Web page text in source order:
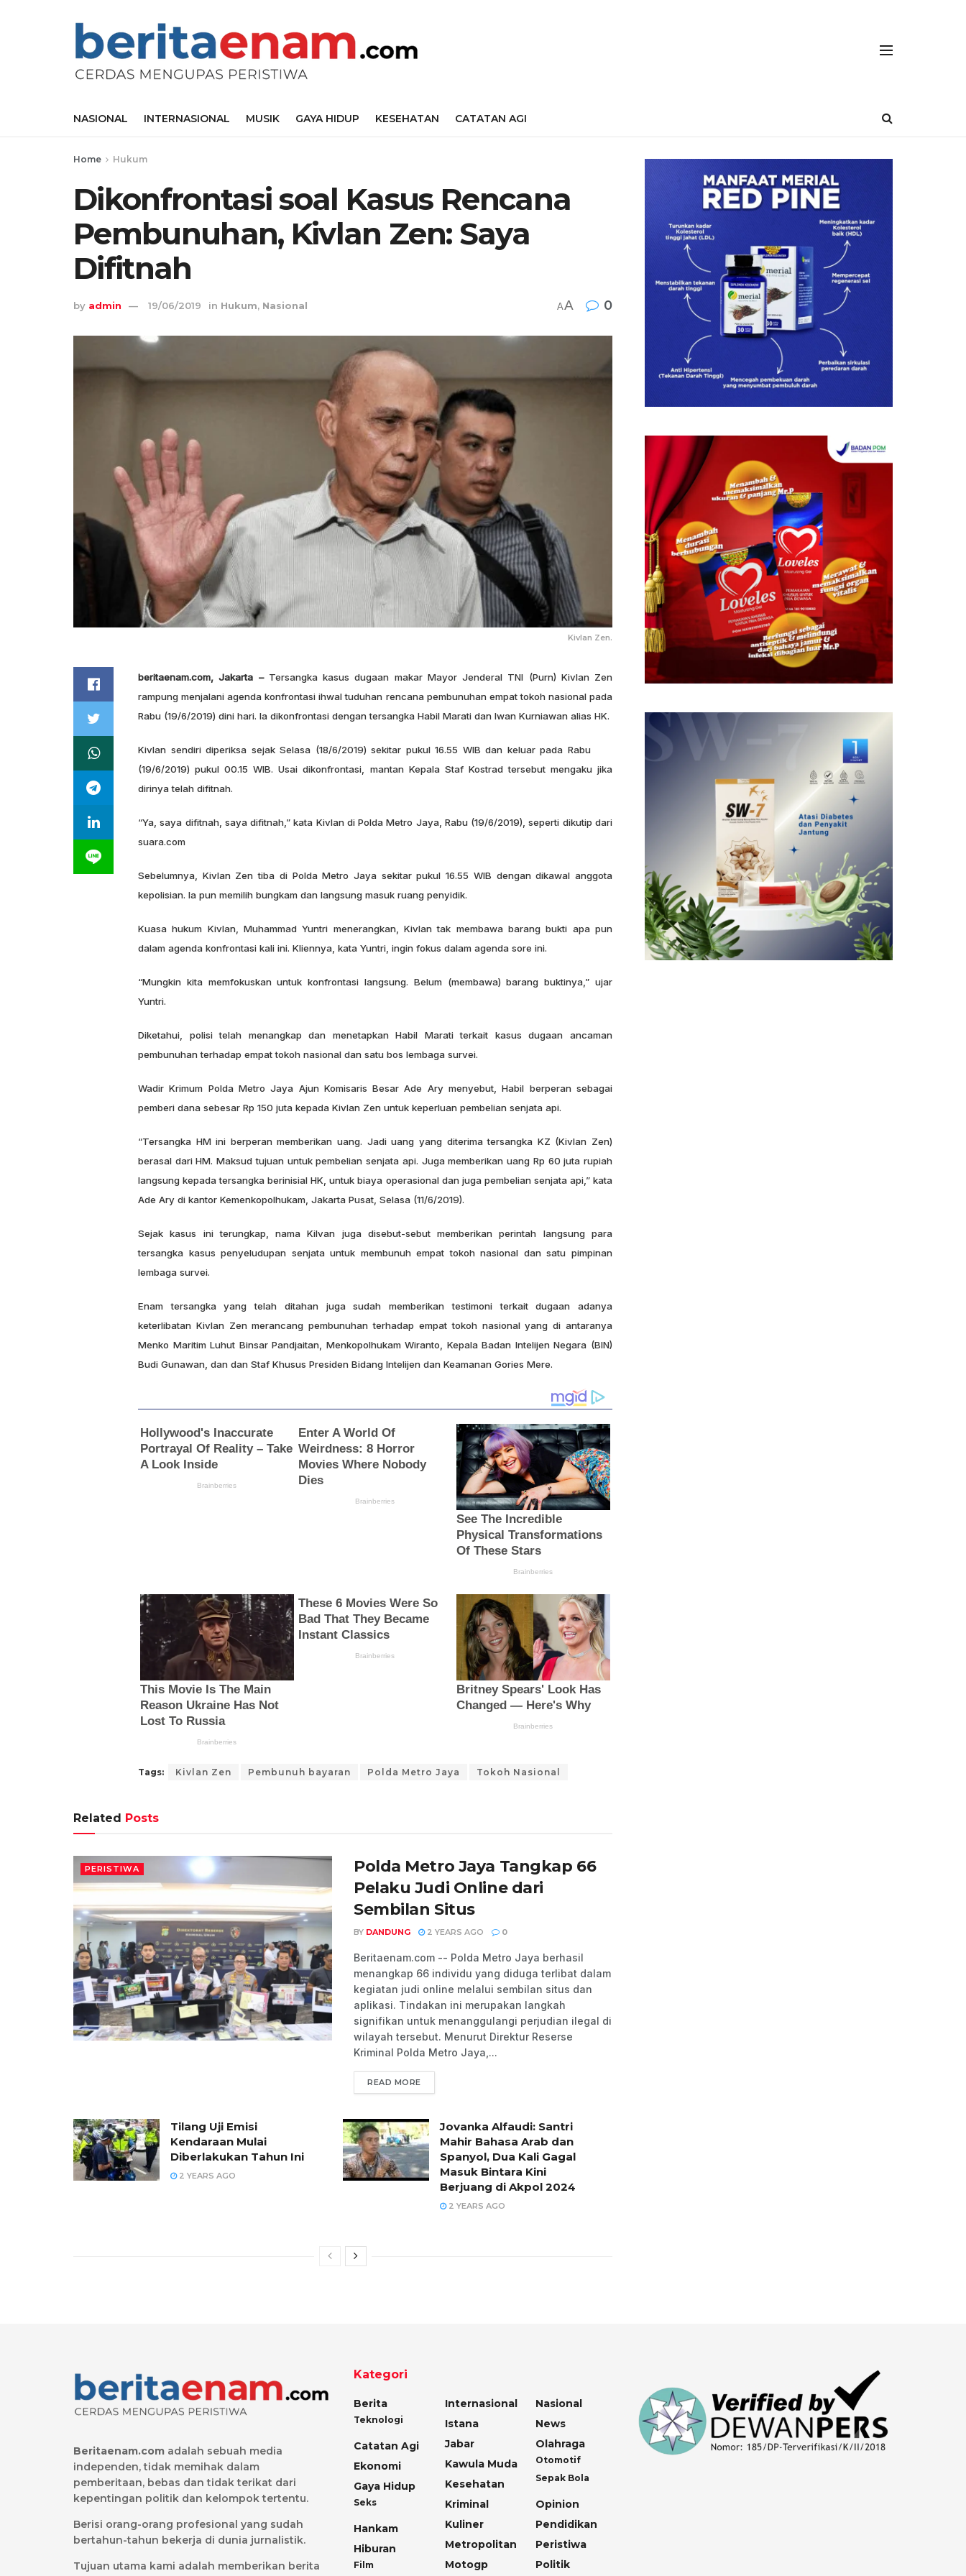
NASIONAL INTERNASIONAL MUSIK GAYA HIDUP KESEHATAN CATATAN AGI
Home Hukum
Dikonfrontasi soal Kasus Rencana
Pembunuhan, Kivlan Zen: Saya
Difitnah
by admin 19/06/2019 in Hukum, Nasional AA 0
Kivlan Zen.
beritaenam.com, Jakarta –Tersangka kasus dugaan makar Mayor Jenderal TNI (Purn) Kivlan Zen
rampung menjalani agenda konfrontasi ihwal tuduhan rencana pembunuhan empat tokoh nasional pada
Rabu (19/6/2019) dini hari. Ia dikonfrontasi dengan tersangka Habil Marati dan Iwan Kurniawan alias HK.
Kivlan sendiri diperiksa sejak Selasa (18/6/2019) sekitar pukul 16.55 WIB dan keluar pada Rabu
(19/6/2019) pukul 00.15 WIB. Usai dikonfrontasi, mantan Kepala Staf Kostrad tersebut mengaku jika
dirinya telah difitnah.
“Ya, saya difitnah, saya difitnah,” kata Kivlan di Polda Metro Jaya, Rabu (19/6/2019), seperti dikutip dari
suara.com
Sebelumnya, Kivlan Zen tiba di Polda Metro Jaya sekitar pukul 16.55 WIB dengan dikawal anggota
kepolisian. Ia pun memilih bungkam dan langsung masuk ruang penyidik.
Kuasa hukum Kivlan, Muhammad Yuntri menerangkan, Kivlan tak membawa barang bukti apa pun
dalam agenda konfrontasi kali ini. Kliennya, kata Yuntri, ingin fokus dalam agenda sore ini.
“Mungkin kita memfokuskan untuk konfrontasi langsung. Belum (membawa) barang buktinya,” ujar
Yuntri.
Diketahui, polisi telah menangkap dan menetapkan Habil Marati terkait kasus dugaan ancaman
pembunuhan terhadap empat tokoh nasional dan satu bos lembaga survei.
Wadir Krimum Polda Metro Jaya Ajun Komisaris Besar Ade Ary menyebut, Habil berperan sebagai
pemberi dana sebesar Rp 150 juta kepada Kivlan Zen untuk keperluan pembelian senjata api.
“Tersangka HM ini berperan memberikan uang. Jadi uang yang diterima tersangka KZ (Kivlan Zen)
berasal dari HM. Maksud tujuan untuk pembelian senjata api. Juga memberikan uang Rp 60 juta rupiah
langsung kepada tersangka berinisial HK, untuk biaya operasional dan juga pembelian senjata api,” kata
Ade Ary di kantor Kemenkopolhukam, Jakarta Pusat, Selasa (11/6/2019).
Sejak kasus ini terungkap, nama Kilvan juga disebut-sebut memberikan perintah langsung para
tersangka kasus penyeludupan senjata untuk membunuh empat tokoh nasional dan satu pimpinan
lembaga survei.
Enam tersangka yang telah ditahan juga sudah memberikan testimoni terkait dugaan adanya
keterlibatan Kivlan Zen merancang pembunuhan terhadap empat tokoh nasional yang di antaranya
Menko Maritim Luhut Binsar Pandjaitan, Menkopolhukam Wiranto, Kepala Badan Intelijen Negara (BIN)
Budi Gunawan, dan dan Staf Khusus Presiden Bidang Intelijen dan Keamanan Gories Mere.
Tags: Kivlan Zen Pembunuh bayaran Polda Metro Jaya Tokoh Nasional
Related Posts
PERISTIWA
Polda Metro Jaya Tangkap 66
Pelaku Judi Online dari
Sembilan Situs
BY DANDUNG 2 YEARS AGO 0
Beritaenam.com -- Polda Metro Jaya berhasil
menangkap 66 individu yang diduga terlibat dalam
kegiatan judi online melalui sembilan situs dan
aplikasi. Tindakan ini merupakan langkah
signifikan untuk menanggulangi perjudian ilegal di
wilayah tersebut. Menurut Direktur Reserse
Kriminal Polda Metro Jaya,...
READ MORE
Tilang Uji Emisi
Kendaraan Mulai
Diberlakukan Tahun Ini
2 YEARS AGO
Jovanka Alfaudi: Santri
Mahir Bahasa Arab dan
Spanyol, Dua Kali Gagal
Masuk Bintara Kini
Berjuang di Akpol 2024
2 YEARS AGO
Beritaenam.com adalah sebuah media
independen, tidak memihak dalam
pemberitaan, bebas dan tidak terikat dari
kepentingan politik dan kelompok tertentu.
Berisi orang-orang profesional yang sudah
bertahun-tahun bekerja di dunia jurnalistik.
Tujuan utama kami adalah memberikan berita
Kategori
Berita
Teknologi
Catatan Agi
Ekonomi
Gaya Hidup
Seks
Hankam
Hiburan
Film
Internasional
Istana
Jabar
Kawula Muda
Kesehatan
Kriminal
Kuliner
Metropolitan
Motogp
Nasional
News
Olahraga
Otomotif
Sepak Bola
Opinion
Pendidikan
Peristiwa
Politik